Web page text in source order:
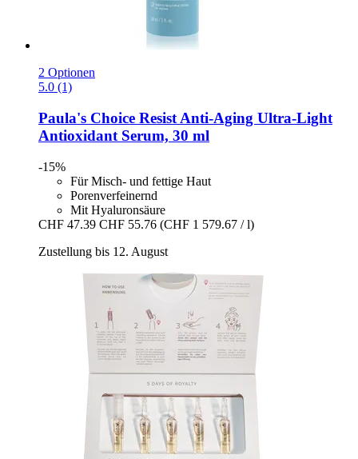
2 Optionen
5.0 (1)
Paula's Choice Resist Anti-​Aging Ultra-​Light
Antioxidant Serum, 30 ml
-15%
Für Misch- und fettige Haut
Porenverfeinernd
Mit Hyaluronsäure
CHF 47.39 CHF 55.76 (CHF 1 579.67 / l)
Zustellung bis 12. August